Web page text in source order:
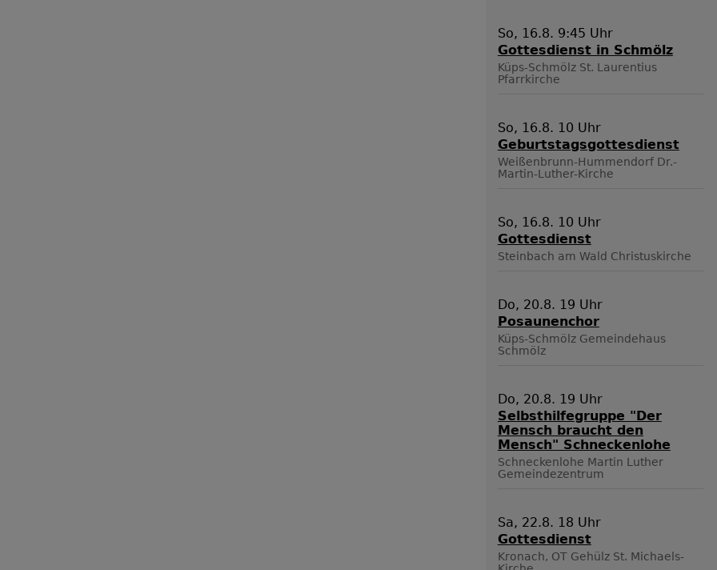
So, 16.8. 9:45 Uhr
Gottesdienst in Schmölz
Küps-Schmölz St. Laurentius
Pfarrkirche
So, 16.8. 10 Uhr
Geburtstagsgottesdienst
Weißenbrunn-Hummendorf Dr.-
Martin-Luther-Kirche
So, 16.8. 10 Uhr
Gottesdienst
Steinbach am Wald Christuskirche
Do, 20.8. 19 Uhr
Posaunenchor
Küps-Schmölz Gemeindehaus
Schmölz
Do, 20.8. 19 Uhr
Selbsthilfegruppe "Der
Mensch braucht den
Mensch" Schneckenlohe
Schneckenlohe Martin Luther
Gemeindezentrum
Sa, 22.8. 18 Uhr
Gottesdienst
Kronach, OT Gehülz St. Michaels-